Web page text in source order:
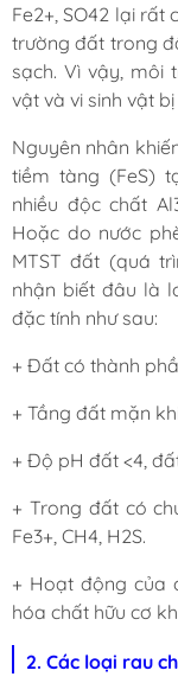
Fe2+, SO42 lại
trường đất trong
sạch. Vì vậy, môi
vật và vi sinh vật
Nguyên nhân
tiềm tàng (FeS)
nhiều độc chất
Hoặc do nước
MTST đất (quá
nhận biết đâu là
đặc tính như sau:
+ Đất có thành
+ Tầng đất mặn
+ Độ pH đất <4,
+ Trong đất có
Fe3+, CH4, H2S.
+ Hoạt động của
hóa chất hữu cơ
2. Các loại rau